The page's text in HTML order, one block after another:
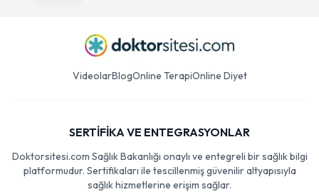
VideolarBlogOnline TerapiOnline Diyet
SERTİFİKA VE ENTEGRASYONLAR
Doktorsitesi.com Sağlık Bakanlığı onaylı ve entegreli bir sağlık bilgi
platformudur. Sertifikaları ile tescillenmiş güvenilir altyapısıyla
sağlık hizmetlerine erişim sağlar.